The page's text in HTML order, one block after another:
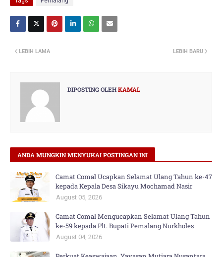
LEBIH BARU
LEBIH LAMA
DIPOSTING OLEHKAMAL
ANDA MUNGKIN MENYUKAI POSTINGAN INI
Camat Comal Ucapkan Selamat Ulang Tahun ke-47
kepada Kepala Desa Sikayu Mochamad Nasir
August 05, 2026
Camat Comal Mengucapkan Selamat Ulang Tahun
ke-59 kepada Plt. Bupati Pemalang Nurkholes
August 04, 2026